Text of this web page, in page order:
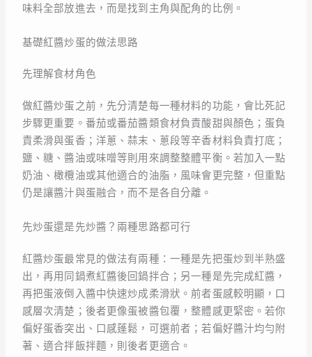
味料全部放進去，而是找到主角與配角的比例。
基礎紅醬炒蛋的做法思路
先理解食材角色
做紅醬炒蛋之前，先分清楚每一種材料的功能，會比死記
步驟更重要。番茄或番茄醬類食材負責酸甜與顏色；蛋負
責柔滑與蛋香；洋蔥、蒜末、蔥段等辛香材料負責打底；
鹽、糖、醬油或味噌等則用來調整整體平衡。若加入一點
奶油、橄欖油或其他適合的油脂，風味會更完整，但重點
仍是讓醬汁與蛋融合，而不是各自分離。
先炒蛋還是先炒醬？兩種思路都可行
紅醬炒蛋最常見的做法有兩種：一種是先把蛋炒到半熟盛
出，再用同鍋煮紅醬後回鍋拌合；另一種是先完成紅醬，
再把蛋液倒入醬中快速炒成柔滑狀。前者蛋感較明顯，口
感層次清楚；後者更像蛋被醬包覆，整體感更緊密。若你
偏好蛋香突出、口感蓬鬆，可選前者；若偏好醬汁均勻附
著、適合拌飯拌麵，則後者更適合。